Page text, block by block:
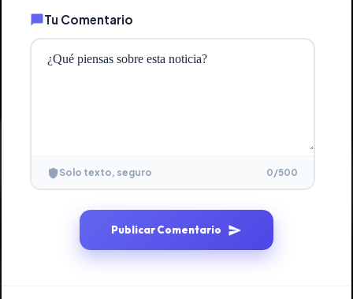
Tu Comentario
Solo texto, seguro 0/500
Publicar Comentario